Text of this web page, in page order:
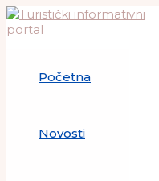
Skip
to
content
Početna
Novosti